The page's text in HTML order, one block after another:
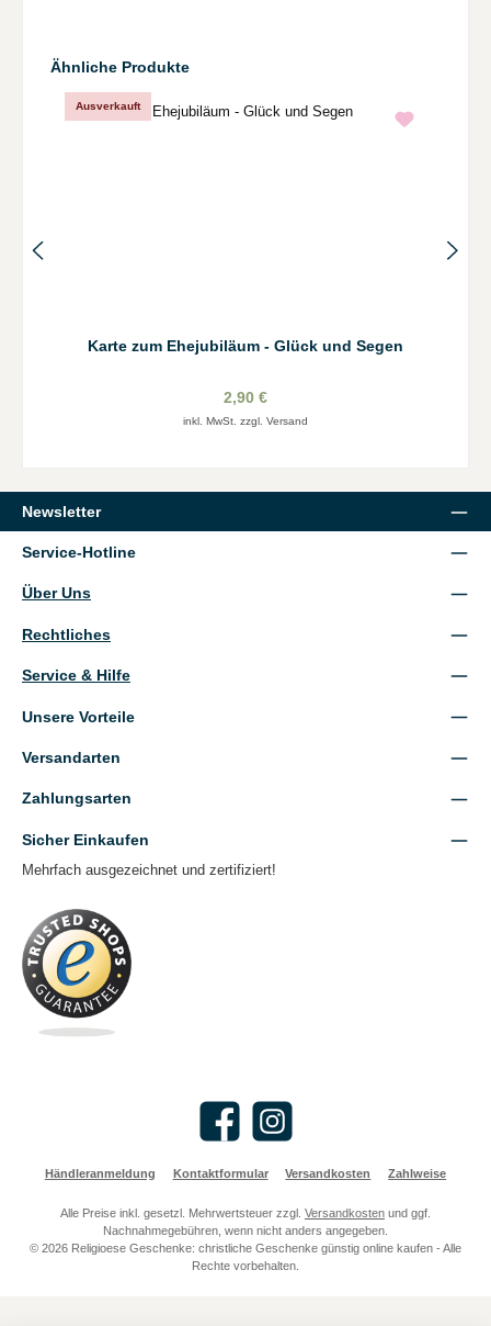
Produktgalerie überspringen
Ähnliche Produkte
Ausverkauft
Karte zum Ehejubiläum - Glück und Segen
2,90 €
inkl. MwSt. zzgl. Versand
Newsletter
Service-Hotline
Über Uns
Rechtliches
Service & Hilfe
Unsere Vorteile
Versandarten
Zahlungsarten
Sicher Einkaufen
Mehrfach ausgezeichnet und zertifiziert!
Facebook Instagram
Händleranmeldung Kontaktformular Versandkosten Zahlweise
Alle Preise inkl. gesetzl. Mehrwertsteuer zzgl. Versandkosten und ggf.
Nachnahmegebühren, wenn nicht anders angegeben.
© 2026 Religioese Geschenke: christliche Geschenke günstig online kaufen - Alle
Rechte vorbehalten.